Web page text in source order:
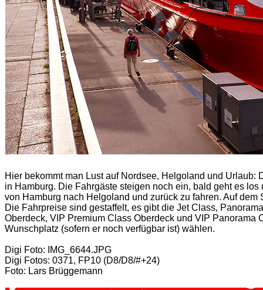
Hier bekommt man Lust auf Nordsee, Helgoland und
in Hamburg. Die Fahrgäste steigen noch ein, bald geht es
von Hamburg nach Helgoland und zurück zu fahren. Auf
Die Fahrpreise sind gestaffelt, es gibt die Jet Class,
Oberdeck, VIP Premium Class Oberdeck und VIP
Wunschplatz (sofern er noch verfügbar ist) wählen.
Digi Foto: IMG_6644.JPG
Digi Fotos: 0371, FP10 (D8/D8/#+24)
Foto: Lars Brüggemann